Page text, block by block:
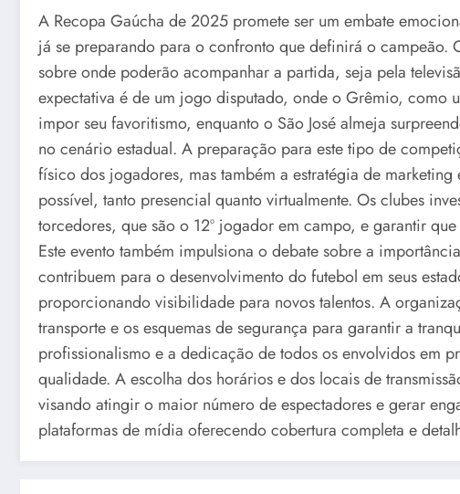
A Recopa Gaúcha de 2025 promete ser um embate
já se preparando para o confronto que definirá o campeão.
sobre onde poderão acompanhar a partida, seja pela
expectativa é de um jogo disputado, onde o Grêmio, como
impor seu favoritismo, enquanto o São José almeja
no cenário estadual. A preparação para este tipo de
físico dos jogadores, mas também a estratégia de
possível, tanto presencial quanto virtualmente. Os clubes
torcedores, que são o 12º jogador em campo, e garantir
Este evento também impulsiona o debate sobre a
contribuem para o desenvolvimento do futebol em seus
proporcionando visibilidade para novos talentos. A
transporte e os esquemas de segurança para garantir a
profissionalismo e a dedicação de todos os envolvidos em
qualidade. A escolha dos horários e dos locais de
visando atingir o maior número de espectadores e gerar
plataformas de mídia oferecendo cobertura completa e